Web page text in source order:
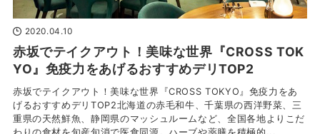
2020.04.10
赤坂でテイクアウト！美味な世界『CROSS TOK
YO』免疫力をあげるおすすめデリTOP2
赤坂でテイクアウト！美味な世界『CROSS TOKYO』免疫力をあ
げるおすすめデリTOP2北海道の赤毛和牛、千葉県の西洋野菜、三
重県の天然鮮魚、静岡県のマッシュルームなど、全国各地よりこだ